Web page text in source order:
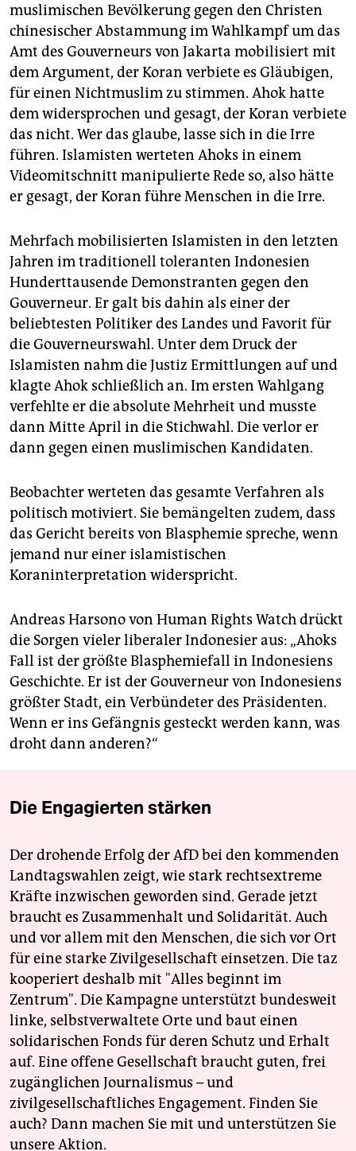
muslimischen Bevölkerung gegen den Christen
chinesischer Abstammung im Wahlkampf um das
Amt des Gouverneurs von Jakarta mobilisiert mit
dem Argument, der Koran verbiete es Gläubigen,
für einen Nichtmuslim zu stimmen. Ahok hatte
dem widersprochen und gesagt, der Koran verbiete
das nicht. Wer das glaube, lasse sich in die Irre
führen. Islamisten werteten Ahoks in einem
Videomitschnitt manipulierte Rede so, also hätte
er gesagt, der Koran führe Menschen in die Irre.
Mehrfach mobilisierten Islamisten in den letzten
Jahren im traditionell toleranten Indonesien
Hunderttausende Demonstranten gegen den
Gouverneur. Er galt bis dahin als einer der
beliebtesten Politiker des Landes und Favorit für
die Gouverneurswahl. Unter dem Druck der
Islamisten nahm die Justiz Ermittlungen auf und
klagte Ahok schließlich an. Im ersten Wahlgang
verfehlte er die absolute Mehrheit und musste
dann Mitte April in die Stichwahl. Die verlor er
dann gegen einen muslimischen Kandidaten.
Beobachter werteten das gesamte Verfahren als
politisch motiviert. Sie bemängelten zudem, dass
das Gericht bereits von Blasphemie spreche, wenn
jemand nur einer islamistischen
Koraninterpretation widerspricht.
Andreas Harsono von Human Rights Watch drückt
die Sorgen vieler liberaler Indonesier aus: „Ahoks
Fall ist der größte Blasphemiefall in Indonesiens
Geschichte. Er ist der Gouverneur von Indonesiens
größter Stadt, ein Verbündeter des Präsidenten.
Wenn er ins Gefängnis gesteckt werden kann, was
droht dann anderen?“
Die Engagierten stärken
Der drohende Erfolg der AfD bei den kommenden
Landtagswahlen zeigt, wie stark rechtsextreme
Kräfte inzwischen geworden sind. Gerade jetzt
braucht es Zusammenhalt und Solidarität. Auch
und vor allem mit den Menschen, die sich vor Ort
für eine starke Zivilgesellschaft einsetzen. Die taz
kooperiert deshalb mit "Alles beginnt im
Zentrum". Die Kampagne unterstützt bundesweit
linke, selbstverwaltete Orte und baut einen
solidarischen Fonds für deren Schutz und Erhalt
auf. Eine offene Gesellschaft braucht guten, frei
zugänglichen Journalismus – und
zivilgesellschaftliches Engagement. Finden Sie
auch? Dann machen Sie mit und unterstützen Sie
unsere Aktion.